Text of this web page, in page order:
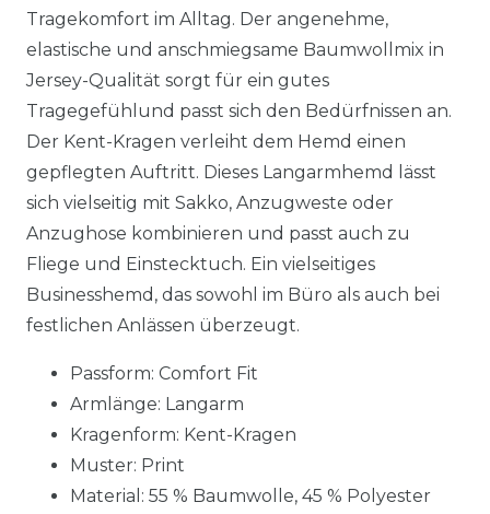
Tragekomfort im Alltag. Der angenehme,
elastische und anschmiegsame Baumwollmix in
Jersey-Qualität sorgt für ein gutes
Tragegefühlund passt sich den Bedürfnissen an.
Der Kent-Kragen verleiht dem Hemd einen
gepflegten Auftritt. Dieses Langarmhemd lässt
sich vielseitig mit Sakko, Anzugweste oder
Anzughose kombinieren und passt auch zu
Fliege und Einstecktuch. Ein vielseitiges
Businesshemd, das sowohl im Büro als auch bei
festlichen Anlässen überzeugt.
Passform: Comfort Fit
Armlänge: Langarm
Kragenform: Kent-Kragen
Muster: Print
Material: 55 % Baumwolle, 45 % Polyester